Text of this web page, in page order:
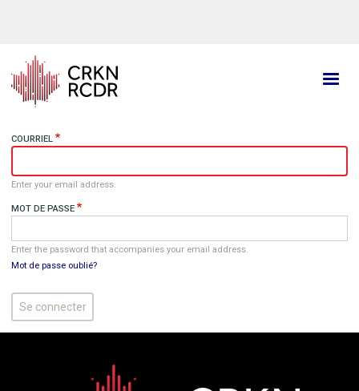
principal
COURRIEL
Enter your email address.
MOT DE PASSE
Enter the password that accompanies your email address.
Mot de passe oublié?